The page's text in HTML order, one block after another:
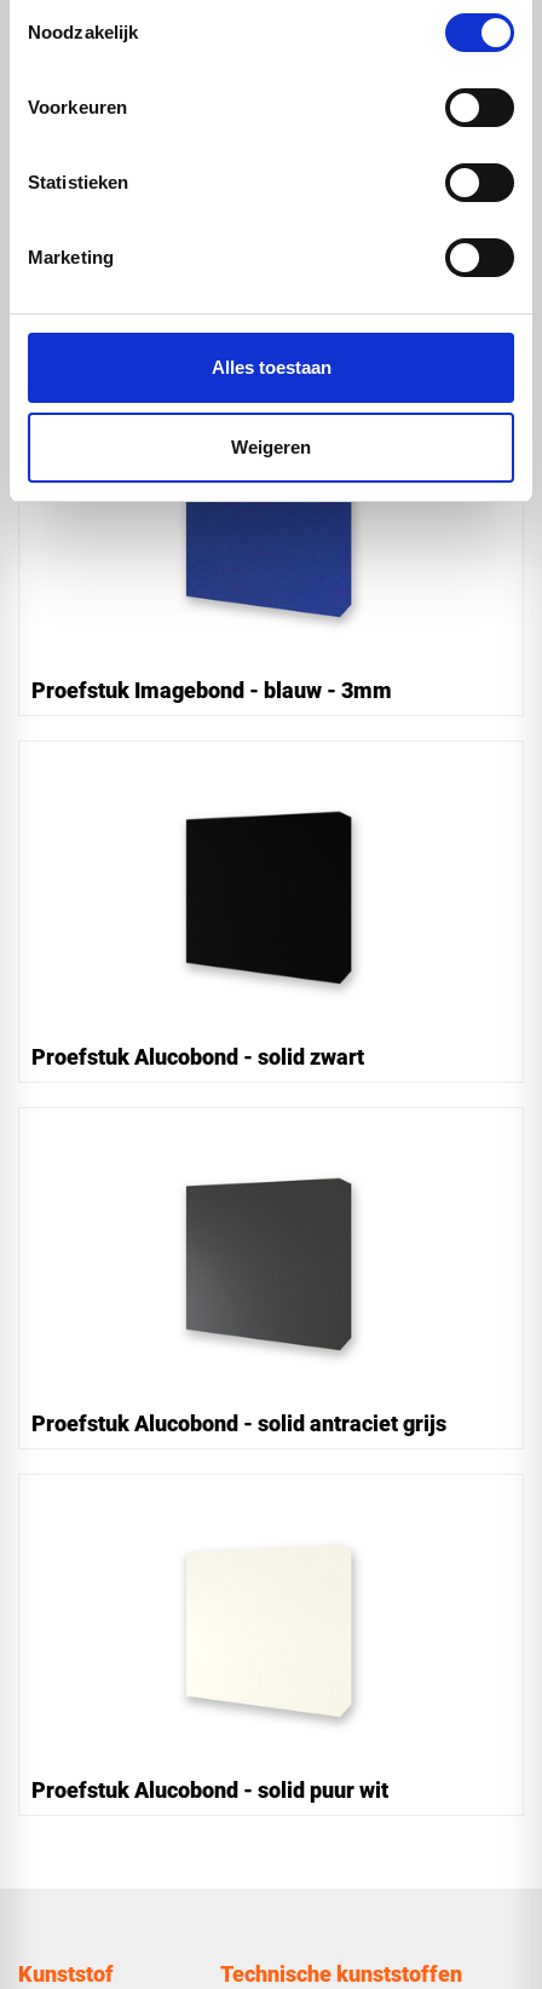
Noodzakelijk
Voorkeuren
Statistieken
Marketing
Alles toestaan
Weigeren
Proefstuk Imagebond - blauw - 3mm
Proefstuk Alucobond - solid zwart
Proefstuk Alucobond - solid antraciet grijs
Proefstuk Alucobond - solid puur wit
Kunststof Technische kunststoffen